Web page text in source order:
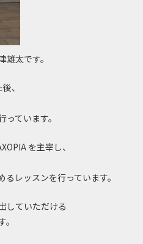
太です。
、
ています。
を主宰し、
レッスンを行っています。
していただける